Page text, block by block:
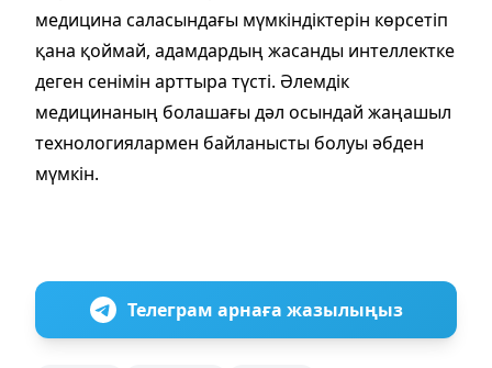
медицина саласындағы мүмкіндіктерін көрсетіп
қана қоймай, адамдардың жасанды интеллектке
деген сенімін арттыра түсті. Әлемдік
медицинаның болашағы дәл осындай жаңашыл
технологиялармен байланысты болуы әбден
мүмкін.
Телеграм арнаға жазылыңыз